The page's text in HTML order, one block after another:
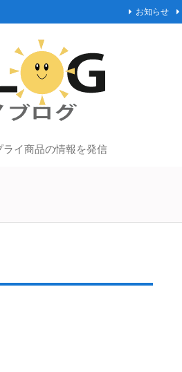
お知らせ
ライ商品の情報を発信